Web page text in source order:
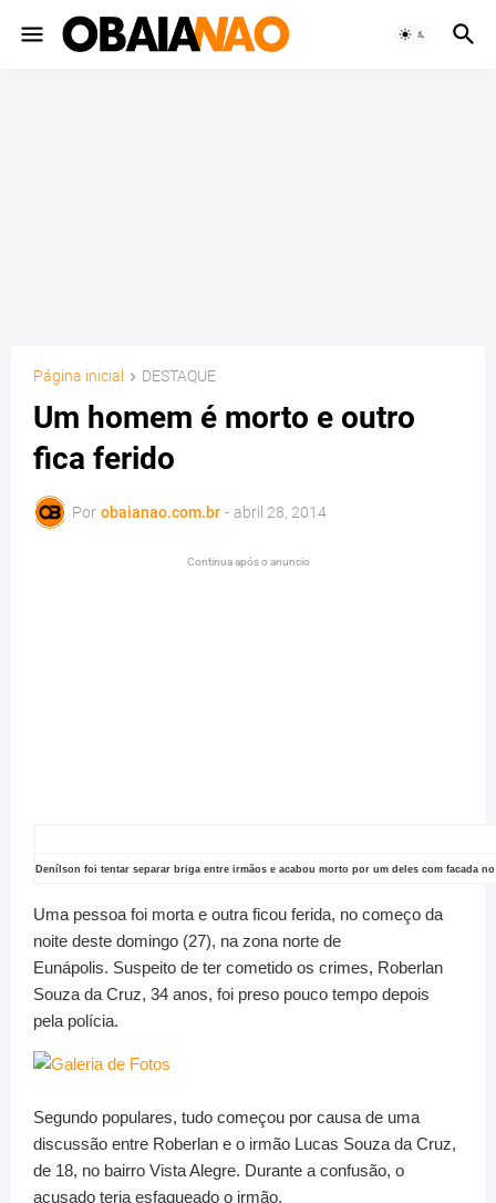
Página inicial DESTAQUE
Um homem é morto e outro
fica ferido
Por obaianao.com.br - abril 28, 2014
Continua após o anuncio
Denílson foi tentar separar briga entre irmãos e acabou morto por um deles com facada
Uma pessoa foi morta e outra ficou ferida, no começo da
noite deste domingo (27), na zona norte de
Eunápolis. Suspeito de ter cometido os crimes, Roberlan
Souza da Cruz, 34 anos, foi preso pouco tempo depois
pela polícia.
Segundo populares, tudo começou por causa de uma
discussão entre Roberlan e o irmão Lucas Souza da Cruz,
de 18, no bairro Vista Alegre. Durante a confusão, o
acusado teria esfaqueado o irmão.